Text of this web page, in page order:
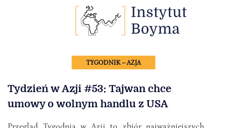
TYGODNIK – AZJA
Tydzień w Azji #53: Tajwan chce
umowy o wolnym handlu z USA
Przegląd Tygodnia w Azji to zbiór najważniejszych